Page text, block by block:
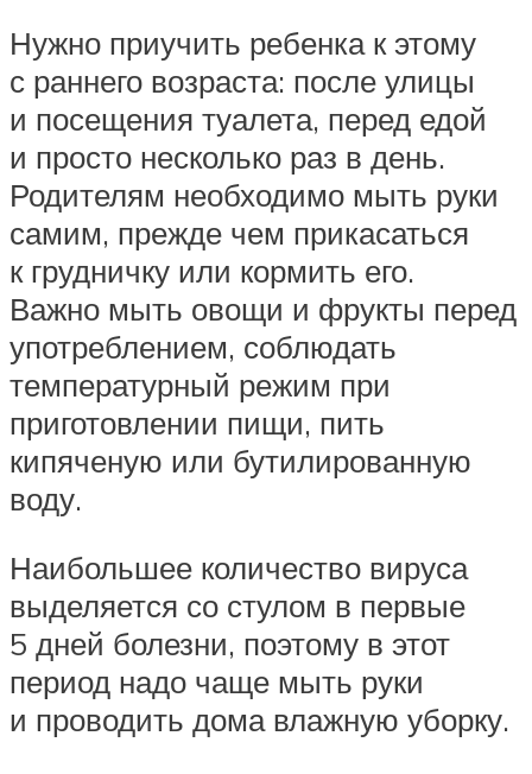
Нужно приучить ребенка к этому
с раннего возраста: после улицы
и посещения туалета, перед едой
и просто несколько раз в день.
Родителям необходимо мыть руки
самим, прежде чем прикасаться
к грудничку или кормить его.
Важно мыть овощи и фрукты перед
употреблением, соблюдать
температурный режим при
приготовлении пищи, пить
кипяченую или бутилированную
воду.
Наибольшее количество вируса
выделяется со стулом в первые
5 дней болезни, поэтому в этот
период надо чаще мыть руки
и проводить дома влажную уборку.